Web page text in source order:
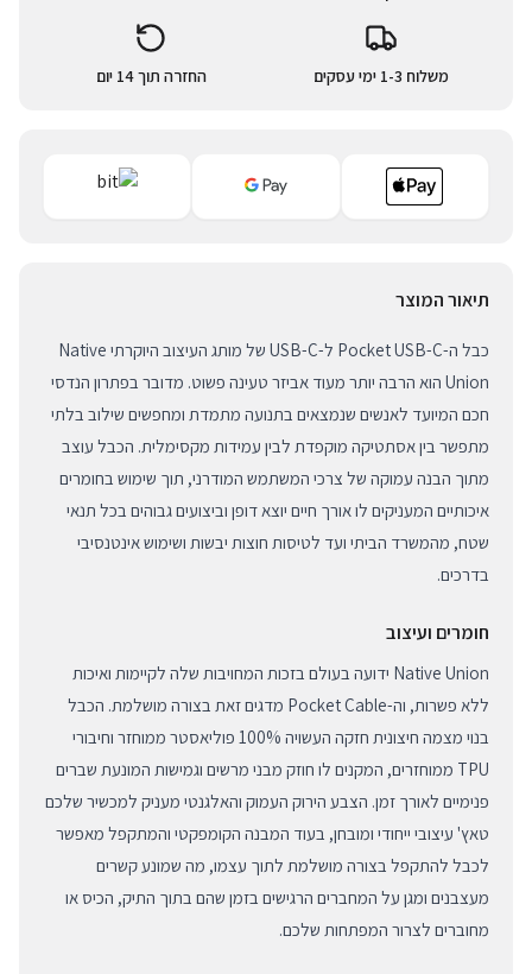
משלוח 1-3 ימי עסקים החזרה תוך 14 יום
תיאור המוצר
כבל ה-Pocket USB-C ל-USB-C של מותג העיצוב היוקרתי Native
Union הוא הרבה יותר מעוד אביזר טעינה פשוט. מדובר בפתרון הנדסי
חכם המיועד לאנשים שנמצאים בתנועה מתמדת ומחפשים שילוב בלתי
מתפשר בין אסתטיקה מוקפדת לבין עמידות מקסימלית. הכבל עוצב
מתוך הבנה עמוקה של צרכי המשתמש המודרני, תוך שימוש בחומרים
איכותיים המעניקים לו אורך חיים יוצא דופן וביצועים גבוהים בכל תנאי
שטח, מהמשרד הביתי ועד לטיסות חוצות יבשות ושימוש אינטנסיבי
בדרכים.
חומרים ועיצוב
Native Union ידועה בעולם בזכות המחויבות שלה לקיימות ואיכות
ללא פשרות, וה-Pocket Cable מדגים זאת בצורה מושלמת. הכבל
בנוי מצמה חיצונית חזקה העשויה 100% פוליאסטר ממוחזר וחיבורי
TPU ממוחזרים, המקנים לו חוזק מבני מרשים וגמישות המונעת שברים
פנימיים לאורך זמן. הצבע הירוק העמוק והאלגנטי מעניק למכשיר שלכם
טאץ' עיצובי ייחודי ומובחן, בעוד המבנה הקומפקטי והמתקפל מאפשר
לכבל להתקפל בצורה מושלמת לתוך עצמו, מה שמונע קשרים
מעצבנים ומגן על המחברים הרגישים בזמן שהם בתוך התיק, הכיס או
מחוברים לצרור המפתחות שלכם.